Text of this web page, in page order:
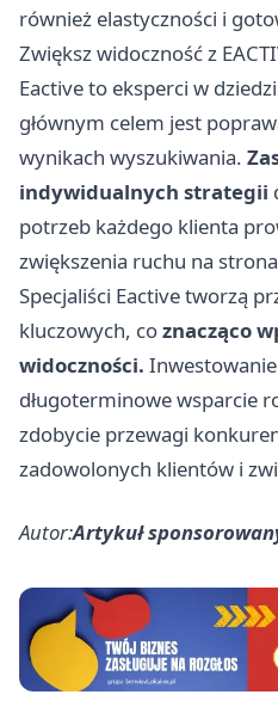
również elastyczności i
Zwiększ widoczność z
Eactive to eksperci w
głównym celem jest
wynikach wyszukiwania.
indywidualnych strategii
potrzeb każdego klienta
zwiększenia ruchu na
Specjaliści Eactive tworzą
kluczowych, coznacząco
widoczności.
długoterminowe wsparcie
zdobycie przewagi
zadowolonych klientów i
Autor:Artykuł